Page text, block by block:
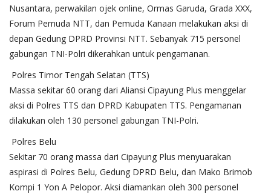
Nusantara, perwakilan ojek online, Ormas Garuda, Grada XXX,
Forum Pemuda NTT, dan Pemuda Kanaan melakukan aksi di
depan Gedung DPRD Provinsi NTT. Sebanyak 715 personel
gabungan TNI-Polri dikerahkan untuk pengamanan.
Polres Timor Tengah Selatan (TTS)
Massa sekitar 60 orang dari Aliansi Cipayung Plus menggelar
aksi di Polres TTS dan DPRD Kabupaten TTS. Pengamanan
dilakukan oleh 130 personel gabungan TNI-Polri.
Polres Belu
Sekitar 70 orang massa dari Cipayung Plus menyuarakan
aspirasi di Polres Belu, Gedung DPRD Belu, dan Mako Brimob
Kompi 1 Yon A Pelopor. Aksi diamankan oleh 300 personel